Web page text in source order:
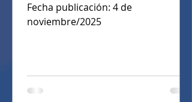
Fecha publicación: 4 de
noviembre/2025